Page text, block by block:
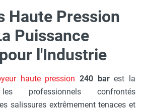
Haute Pression
Puissance
l'Industrie
haute pression 240 barest la
professionnels confrontés
salissures extrêmement tenaces et